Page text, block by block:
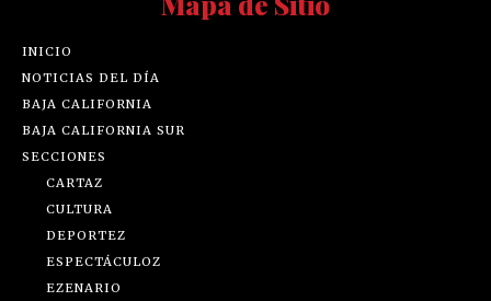
INICIO
NOTICIAS DEL DÍA
BAJA CALIFORNIA
BAJA CALIFORNIA SUR
SECCIONES
CARTAZ
CULTURA
DEPORTEZ
ESPECTÁCULOZ
EZENARIO